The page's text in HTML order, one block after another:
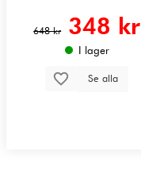
648 kr 348 kr
I lager
Se alla